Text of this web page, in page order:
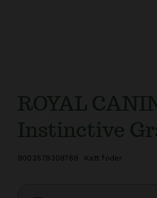
ROYAL
Instinctive
9003579308769 Katt foder